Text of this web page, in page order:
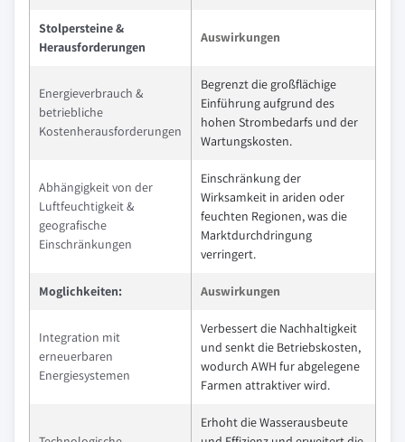
Stolpersteine &
Herausforderungen
Auswirkungen
Energieverbrauch &
betriebliche
Kostenherausforderungen
Begrenzt die großflächige
Einführung aufgrund des
hohen Strombedarfs und der
Wartungskosten.
Abhängigkeit von der
Luftfeuchtigkeit &
geografische
Einschränkungen
Einschränkung der
Wirksamkeit in ariden oder
feuchten Regionen, was die
Marktdurchdringung
verringert.
Moglichkeiten: Auswirkungen
Integration mit
erneuerbaren
Energiesystemen
Verbessert die Nachhaltigkeit
und senkt die Betriebskosten,
wodurch AWH fur abgelegene
Farmen attraktiver wird.
Erhoht die Wasserausbeute